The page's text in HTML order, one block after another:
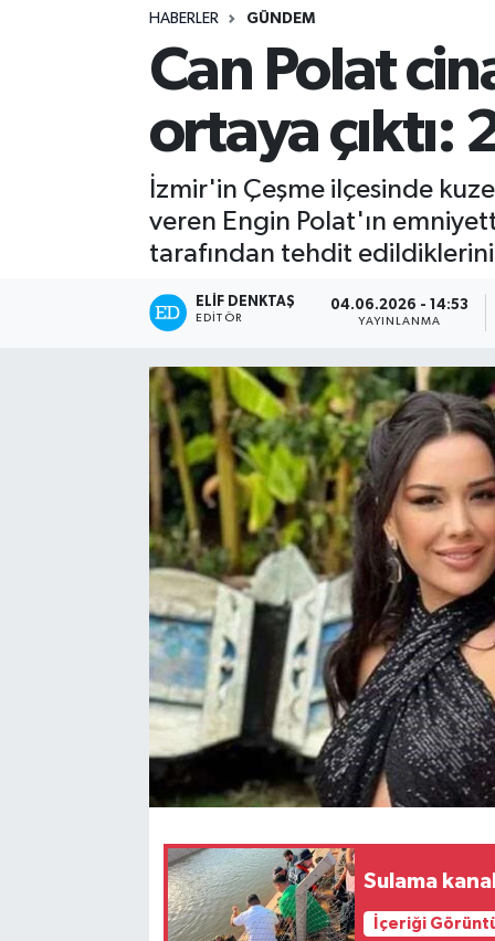
HABERLER GÜNDEM
Can Polat
ortaya çıktı:
İzmir'in Çeşme ilçesinde
veren Engin Polat'ın
tarafından tehdit
ELIF DENKTAŞ
EDITÖR
04.06.2026 - 14:53
YAYINLANMA
Sulama
İçeriği
Kültür - Sanat
Lider Haber TV Canlı Yayın izle